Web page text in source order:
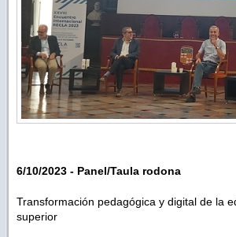
6/10/2023 - Panel/Taula rodona
Transformación pedagógica y digital de la
superior